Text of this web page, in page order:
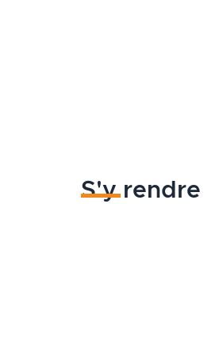
S'y rendre